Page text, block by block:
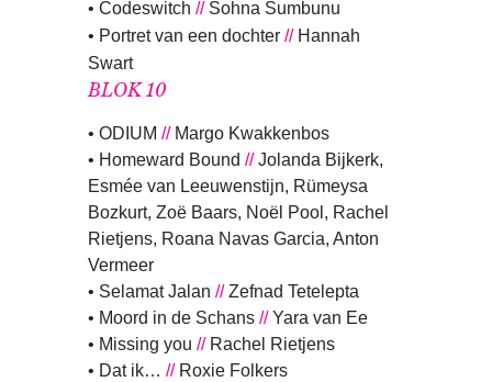
• Codeswitch // Sohna Sumbunu
• Portret van een dochter //Hannah
Swart
BLOK 10
• ODIUM //Margo Kwakkenbos
• Homeward Bound //Jolanda Bijkerk,
Esmée van Leeuwenstijn, Rümeysa
Bozkurt, Zoë Baars, Noël Pool, Rachel
Rietjens, Roana Navas Garcia, Anton
Vermeer
• Selamat Jalan //Zefnad Tetelepta
• Moord in de Schans //Yara van Ee
• Missing you //Rachel Rietjens
• Dat ik… // Roxie Folkers